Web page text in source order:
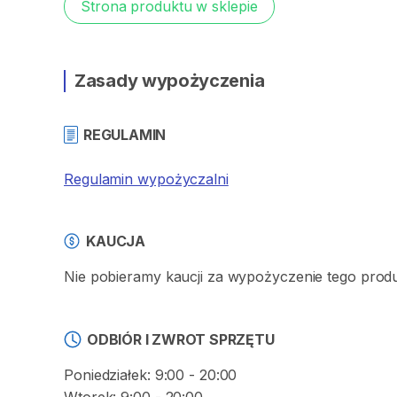
Strona produktu w sklepie
Zasady wypożyczenia
REGULAMIN
Regulamin wypożyczalni
KAUCJA
Nie pobieramy kaucji za wypożyczenie tego
ODBIÓR I ZWROT SPRZĘTU
Poniedziałek: 9:00 - 20:00